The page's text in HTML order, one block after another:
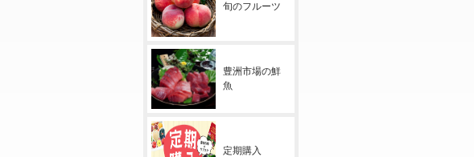
旬のフルーツ
豊洲市場の鮮
魚
定期購入